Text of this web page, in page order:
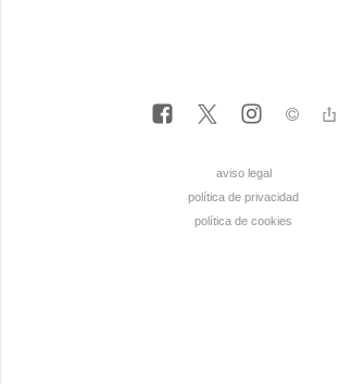
aviso legal
política de privacidad
política de cookies